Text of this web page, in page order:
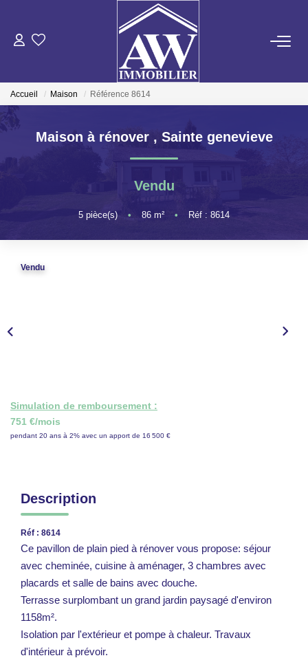
ACHETER
GESTION LOCATIVE
Accueil Maison Référence 8614
Maison à rénover , Sainte genevieve
Vendu
5 pièce(s) • 86 m² • Réf : 8614
Vendu
Simulation de remboursement :
751 €/mois
pendant 20 ans à 2% avec un apport de 16 500 €
Description
Réf : 8614
Ce pavillon de plain pied à rénover vous propose: séjour
avec cheminée, cuisine à aménager, 3 chambres avec
placards et salle de bains avec douche.
Terrasse surplombant un grand jardin paysagé d'environ
1158m².
Isolation par l'extérieur et pompe à chaleur. Travaux
d'intérieur à prévoir.